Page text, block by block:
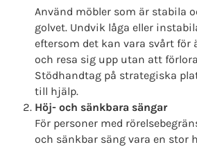
Använd möbler som är stabila
golvet. Undvik låga eller
eftersom det kan vara svårt för
och resa sig upp utan att
Stödhandtag på strategiska
till hjälp.
Höj- och sänkbara sängar
För personer med
och sänkbar säng vara en stor